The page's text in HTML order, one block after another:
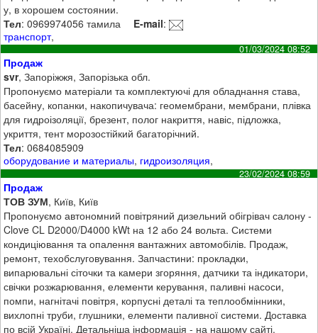
у, в хорошем состоянии.
Тел: 0969974056 тамила E-mail:
транспорт,
01/03/2024 08:52
Продаж
svr, Запоріжжя, Запорізька обл.
Пропонуємо матеріали та комплектуючі для обладнання става,
басейну, копанки, накопичувача: геомембрани, мембрани, плівка
для гидроізоляції, брезент, полог накриття, навіс, підложка,
укриття, тент морозостійкий багаторічний.
Тел: 0684085909
оборудование и материалы, гидроизоляция,
23/02/2024 08:59
Продаж
ТОВ ЗУМ, Київ, Київ
Пропонуємо автономний повітряний дизельний обігрівач салону -
Clove CL D2000/D4000 kWt на 12 або 24 вольта. Системи
кондиціювання та опалення вантажних автомобілів. Продаж,
ремонт, техобслуговування. Запчастини: прокладки,
випарювальні сіточки та камери згоряння, датчики та індикатори,
свічки розжарювання, елементи керування, паливні насоси,
помпи, нагнітачі повітря, корпусні деталі та теплообмінники,
вихлопні труби, глушники, елементи паливної системи. Доставка
по всій Україні. Детальніша інформація - на нашому сайті.